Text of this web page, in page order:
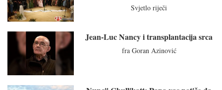
Svjetlo riječi
Jean-Luc Nancy i transplantacija srca
fra Goran Azinović